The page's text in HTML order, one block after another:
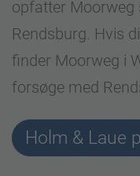
opfatter Moorweg
Rendsburg. Hvis
finder Moorweg i
forsøge med
Holm & Laue